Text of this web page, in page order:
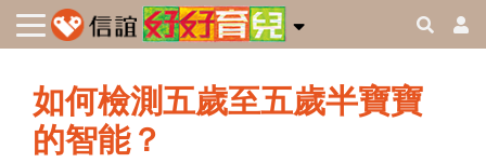
如何檢測五歲至五歲半寶寶
的智能？